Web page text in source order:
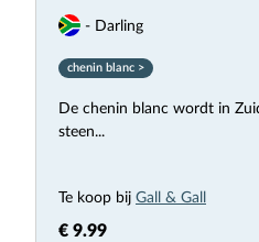
- Darling
chenin blanc >
De chenin blanc wordt in
steen...
Te koop bij Gall & Gall
€ 9.99